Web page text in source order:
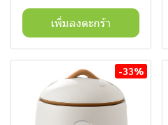
เพิ่มลงตะกร้า
-33%